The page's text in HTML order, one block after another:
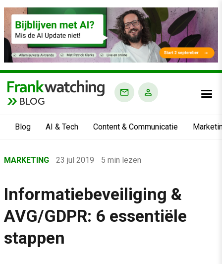
BLOG
Blog AI & Tech Content & Communicatie
›
Marketing
Informatiebeveiliging & AVG/GDPR: 6 essentiële stappen
MARKETING 23 jul 2019 5 min lezen
Informatiebeveiliging &
AVG/GDPR: 6 essentiële
stappen